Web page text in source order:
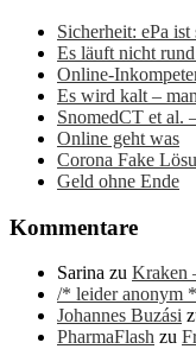
Sicherheit: ePa
Es läuft nicht
Online-
Es wird kalt –
SnomedCT et al.
Online geht was
Corona Fake
Geld ohne Ende
Kommentare
Sarina zu Kraken
/* leider anonym
Johannes Buzási
PharmaFlash zu